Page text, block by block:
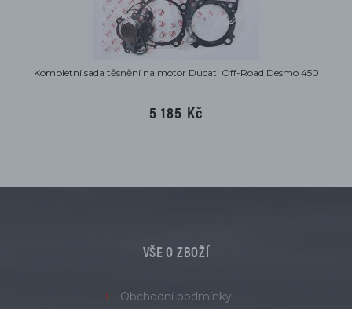
Kompletní sada těsnění na motor Ducati Off-Road Desmo 450
5 185 Kč
VŠE O ZBOŽÍ
Obchodní podmínky